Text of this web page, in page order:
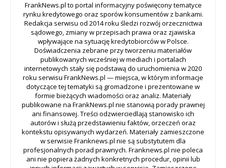
FrankNews.pl to portal informacyjny poświęcony tematyce
rynku kredytowego oraz sporów konsumentów z bankami.
Redakcja serwisu od 2014 roku śledzi rozwój orzecznictwa
sądowego, zmiany w przepisach prawa oraz zjawiska
wpływające na sytuację kredytobiorców w Polsce.
Doświadczenia zebrane przy tworzeniu materiałów
publikowanych wcześniej w mediach i portalach
internetowych stały się podstawą do uruchomienia w 2020
roku serwisu FrankNews.pl — miejsca, w którym informacje
dotyczące tej tematyki są gromadzone i prezentowane w
formie bieżących wiadomości oraz analiz. Materiały
publikowane na FrankNews.pl nie stanowią porady prawnej
ani finansowej. Treści odzwierciedlają stanowisko ich
autorów i służą przedstawieniu faktów, orzeczeń oraz
kontekstu opisywanych wydarzeń. Materiały zamieszczone
w serwisie Franknews.pl nie są substytutem dla
profesjonalnych porad prawnych. Franknews.pl nie poleca
ani nie popiera żadnych konkretnych procedur, opinii lub